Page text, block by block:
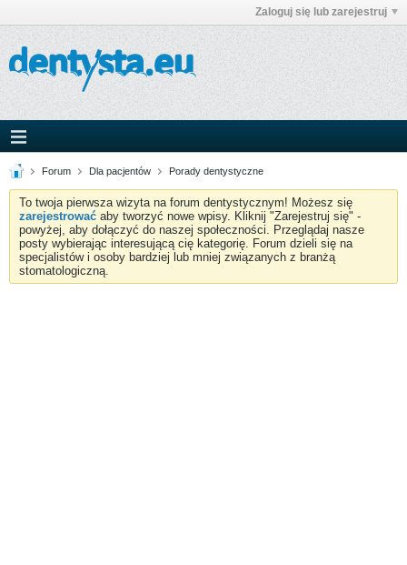
Zaloguj się lub zarejestruj
Forum Dla pacjentów Porady dentystyczne
To twoja pierwsza wizyta na forum dentystycznym! Możesz się
zarejestrować aby tworzyć nowe wpisy. Kliknij "Zarejestruj się" -
powyżej, aby dołączyć do naszej społeczności. Przeglądaj nasze
posty wybierając interesującą cię kategorię. Forum dzieli się na
specjalistów i osoby bardziej lub mniej związanych z branżą
stomatologiczną.